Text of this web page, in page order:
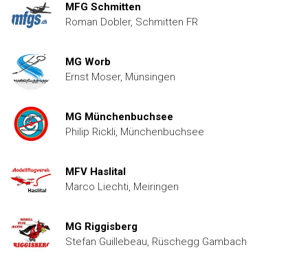
MFG Schmitten
Roman Dobler, Schmitten FR
MG Worb
Ernst Moser, Münsingen
MG Münchenbuchsee
Philip Rickli, Münchenbuchsee
MFV Haslital
Marco Liechti, Meiringen
MG Riggisberg
Stefan Guillebeau, Rüschegg Gambach